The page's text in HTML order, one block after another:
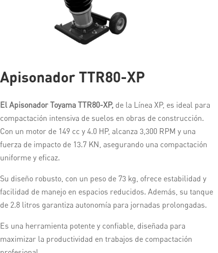
Apisonador TTR80-XP
El Apisonador Toyama TTR80-XP, de la Línea XP, es ideal para
compactación intensiva de suelos en obras de construcción.
Con un motor de 149 cc y 4.0 HP, alcanza 3,300 RPM y una
fuerza de impacto de 13.7 KN, asegurando una compactación
uniforme y eficaz.
Su diseño robusto, con un peso de 73 kg, ofrece estabilidad y
facilidad de manejo en espacios reducidos. Además, su tanque
de 2.8 litros garantiza autonomía para jornadas prolongadas.
Es una herramienta potente y confiable, diseñada para
maximizar la productividad en trabajos de compactación